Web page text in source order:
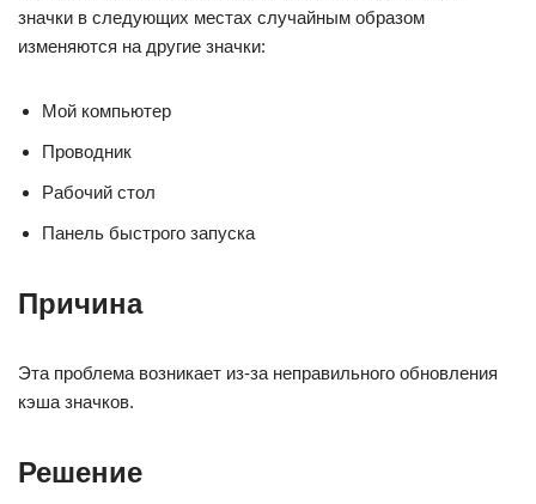
значки в следующих местах случайным образом
изменяются на другие значки:
Мой компьютер
Проводник
Рабочий стол
Панель быстрого запуска
Причина
Эта проблема возникает из-за неправильного обновления
кэша значков.
Решение